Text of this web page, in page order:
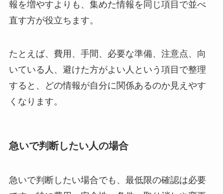
報を増やすよりも、集めた情報を同じ項目で並べ
直す方が役立ちます。
たとえば、費用、手間、必要な準備、注意点、向
いている人、避けた方がよい人という項目で整理
すると、どの情報が自分に関係あるのか見えやす
くなります。
急いで判断したい人の場合
急いで判断したい場合でも、最低限の確認は必要